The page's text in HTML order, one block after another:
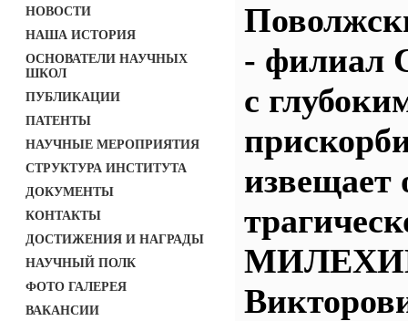
НОВОСТИ
НАША ИСТОРИЯ
ОСНОВАТЕЛИ НАУЧНЫХ
ШКОЛ
ПУБЛИКАЦИИ
ПАТЕНТЫ
НАУЧНЫЕ МЕРОПРИЯТИЯ
СТРУКТУРА ИНСТИТУТА
ДОКУМЕНТЫ
КОНТАКТЫ
ДОСТИЖЕНИЯ И НАГРАДЫ
НАУЧНЫЙ ПОЛК
ФОТО ГАЛЕРЕЯ
ВАКАНСИИ
-
с
извещает